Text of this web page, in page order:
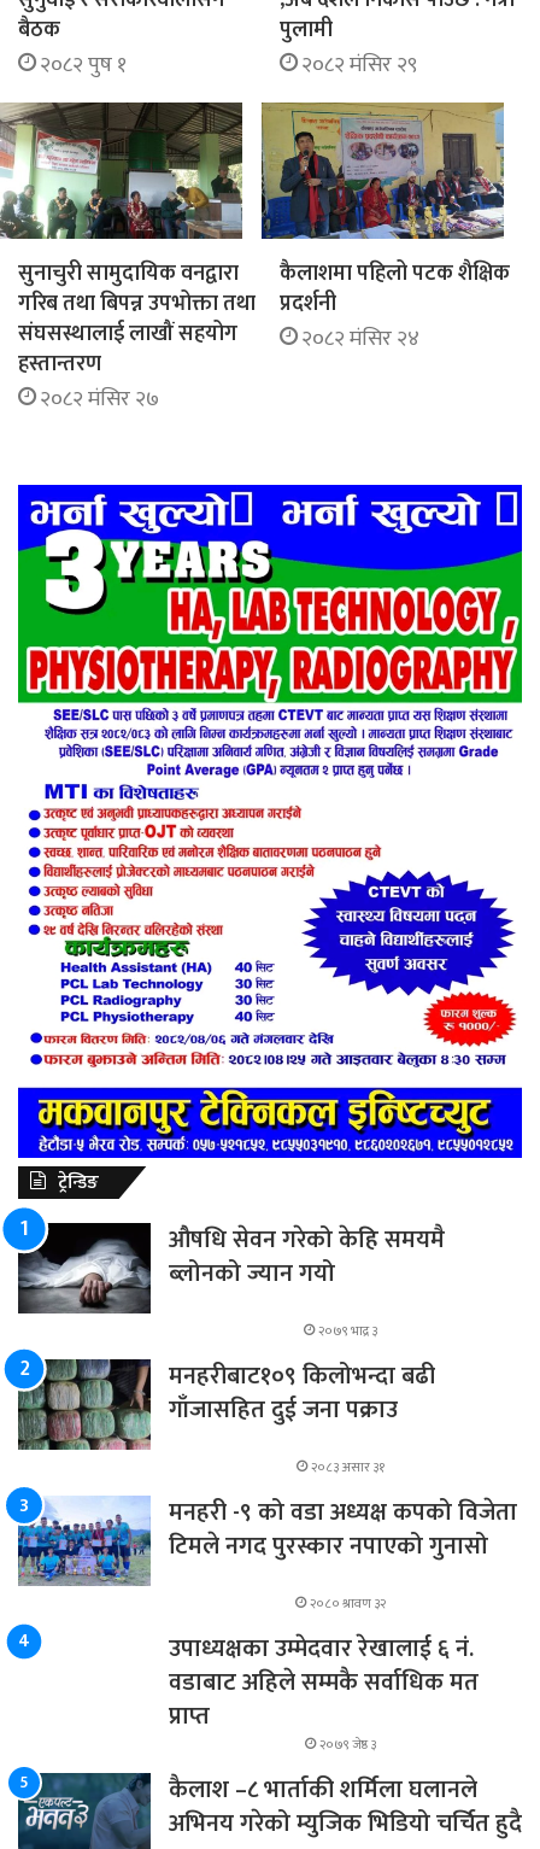
बैठक
२०८२ पुष १
पुलामी
२०८२ मंसिर २९
सुनाचुरी सामुदायिक वनद्वारा
गरिब तथा बिपन्न उपभोक्ता तथा
संघसस्थालाई लाखौं सहयोग
हस्तान्तरण
२०८२ मंसिर २७
कैलाशमा पहिलो पटक शैक्षिक
प्रदर्शनी
२०८२ मंसिर २४
ट्रेन्डिङ
औषधि सेवन गरेको केहि समयमै
ब्लोनको ज्यान गयो
२०७९ भाद्र ३
मनहरीबाट१०९ किलोभन्दा बढी
गाँजासहित दुई जना पक्राउ
२०८३ असार ३१
मनहरी -९ को वडा अध्यक्ष कपको विजेता
टिमले नगद पुरस्कार नपाएको गुनासो
२०८० श्रावण ३२
उपाध्यक्षका उम्मेदवार रेखालाई ६ नं.
वडाबाट अहिले सम्मकै सर्वाधिक मत
प्राप्त
२०७९ जेष्ठ ३
कैलाश –८ भार्ताकी शर्मिला घलानले
अभिनय गरेको म्युजिक भिडियो चर्चित हुदै